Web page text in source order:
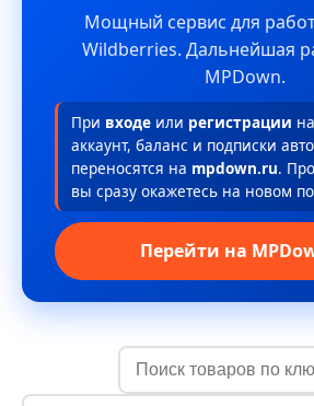
Мощный сервис для
Wildberries. Дальнейшая
MPDown.
При входе или регистрации
аккаунт, баланс и подписки
переносятся на mpdown.ru.
вы сразу окажетесь на новом
Перейти на